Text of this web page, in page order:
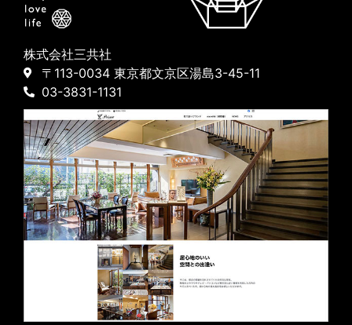
株式会社三共社
〒113-0034 東京都文京区湯島3-45-11
03-3831-1131